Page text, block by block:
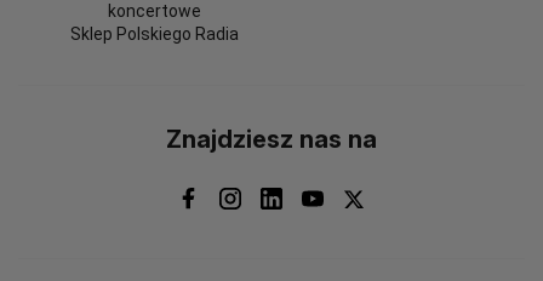
koncertowe
Sklep Polskiego Radia
Znajdziesz nas na